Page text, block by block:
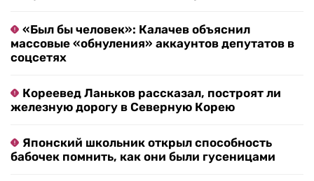
«Был бы человек»: Калачев объяснил
массовые «обнуления» аккаунтов депутатов в
соцсетях
Кореевед Ланьков рассказал, построят ли
железную дорогу в Северную Корею
Японский школьник открыл способность
бабочек помнить, как они были гусеницами